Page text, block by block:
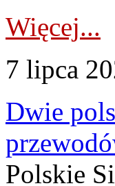
Więcej...
7 lipca
Dwie
Polskie